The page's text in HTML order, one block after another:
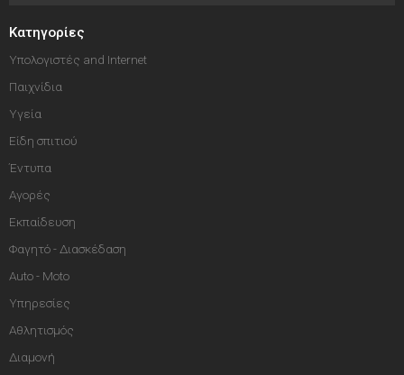
Κατηγορίες
Υπολογιστές and Internet
Παιχνίδια
Υγεία
Είδη σπιτιού
Έντυπα
Αγορές
Εκπαίδευση
Φαγητό - Διασκέδαση
Auto - Moto
Υπηρεσίες
Αθλητισμός
Διαμονή